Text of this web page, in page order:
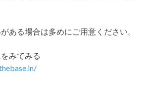
ある場合は多めにご用意ください。
みてみる